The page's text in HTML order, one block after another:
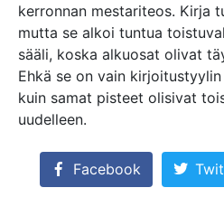
kerronnan mestariteos. Kirja
mutta se alkoi tuntua
sääli, koska alkuosat olivat
Ehkä se on vain
kuin samat pisteet olisivat
uudelleen.
Facebook